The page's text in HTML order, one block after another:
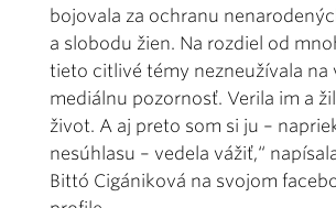
bojovala za ochranu
a slobodu žien. Na rozdiel od
tieto citlivé témy nezneužívala na
mediálnu pozornosť. Verila im a
život. A aj preto som si ju –
nesúhlasu – vedela vážiť,“
Bittó Cigániková na svojom